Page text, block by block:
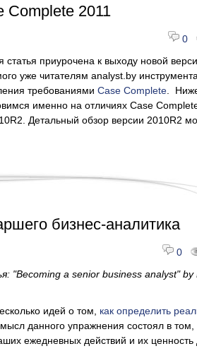
Complete 2011
0
статья приурочена к выходу новой
уже читателям analyst.by
требованиями Case Complete .
именно на отличиях Case
Детальный обзор версии 2010R2
бизнес-аналитика
0
"Becoming a senior business analyst" by
идей о том, как определить
данного упражнения состоял в том,
ежедневных действий и их ценность